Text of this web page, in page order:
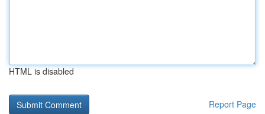
HTML is disabled
Report Page